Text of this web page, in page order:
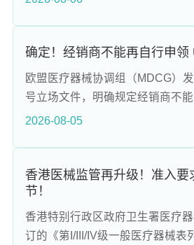
测试到上市后变更的全生命周期。
为绝大多数使用错误源于用户界
指南要求通过人因工程流程识别
确定！经销商不能再自行申领
欧盟医疗器械协调组（MDCG）
号立场文件，明确规定经销商不
划清了制造商与经销商在UDI体系
加施在产品或包装上。这一规定纠
在的误区，即经销商可以自行承担
2026-08-05
香港医械监管再升级！准入要
节！
香港特别行政区政府卫生署医疗
订的《第I/III/IV级一般医疗器械表